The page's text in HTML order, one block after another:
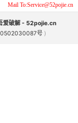
Mail To:Service@52pojie.cn
爱破解 - 52pojie.cn
号 )